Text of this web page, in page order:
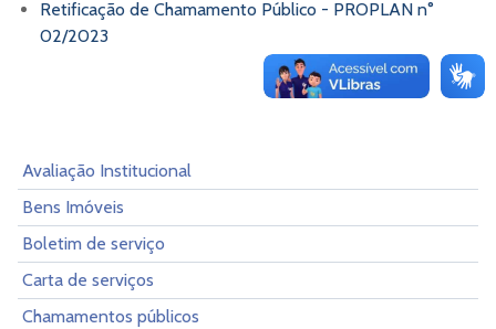
Retificação de Chamamento Público - PROPLAN n°
02/2023
Avaliação Institucional
Bens Imóveis
Boletim de serviço
Carta de serviços
Chamamentos públicos